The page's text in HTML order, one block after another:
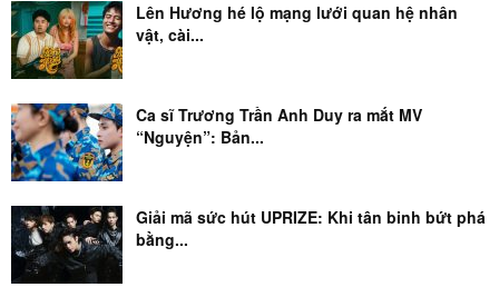
Lên Hương hé lộ mạng lưới quan hệ nhân
vật, cài...
Ca sĩ Trương Trần Anh Duy ra mắt MV
“Nguyện”: Bản...
Giải mã sức hút UPRIZE: Khi tân binh bứt phá
bằng...